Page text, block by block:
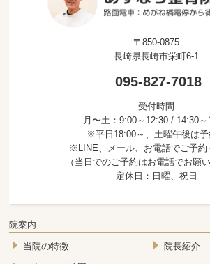
〒850-0875
長崎県長崎市栄町6-1
095-827-7018
受付時間
月〜土：9:00～12:30 / 14:30～
※平日18:00～、土曜午後は予
※LINE、メール、お電話でご予約
（当日でのご予約はお電話でお願い
定休日：日曜、祝日
院案内
当院の特徴
院長紹介